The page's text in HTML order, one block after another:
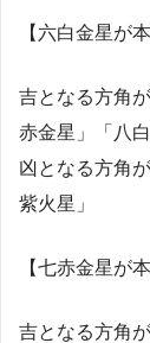
【六白金星が
吉となる方角
赤金星」「八白
凶となる方角
紫火星」
【七赤金星が
吉となる方角